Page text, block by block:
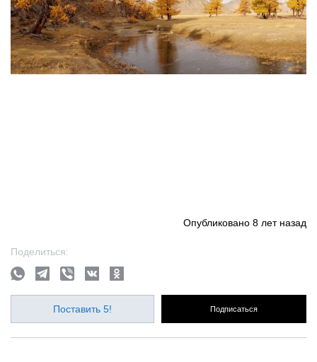
Опубликовано 8 лет назад
Поделиться:
Поставить 5! Подписаться